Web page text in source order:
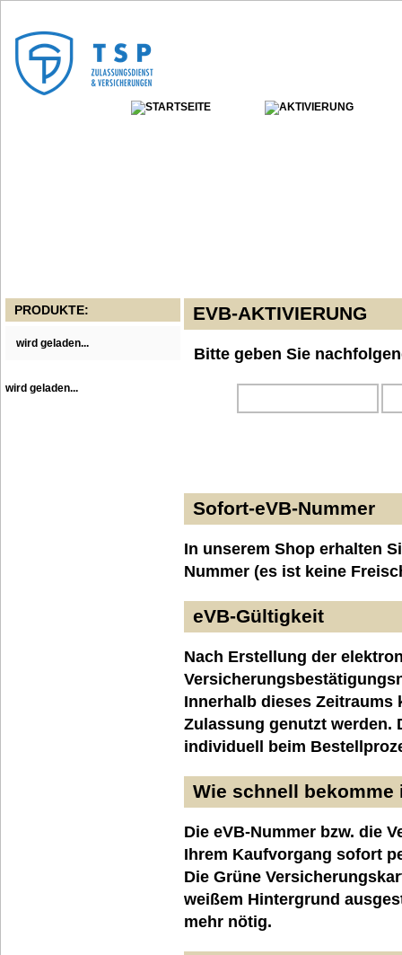
PRODUKTE:
wird geladen...
wird geladen...
EVB-AKTIVIERUNG
Bitte geben Sie
Sofort-eVB-Nummer
In unserem Shop erhalten
Nummer (es ist keine
eVB-Gültigkeit
Nach Erstellung der
Innerhalb dieses Zeitraums
Zulassung genutzt werden.
individuell beim
Wie schnell bekomme
Die eVB-Nummer bzw. die
Ihrem Kaufvorgang sofort
Die Grüne
weißem Hintergrund
mehr nötig.